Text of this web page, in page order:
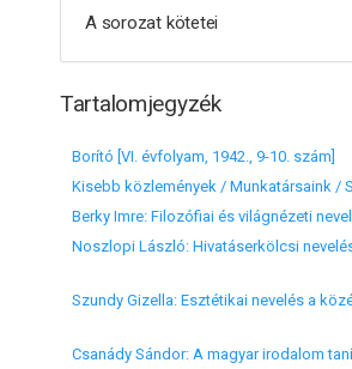
A sorozat kötetei
Tartalomjegyzék
Borító [VI. évfolyam, 1942., 9-10. szám]
Berky Imre: Filozófiai és világnézeti